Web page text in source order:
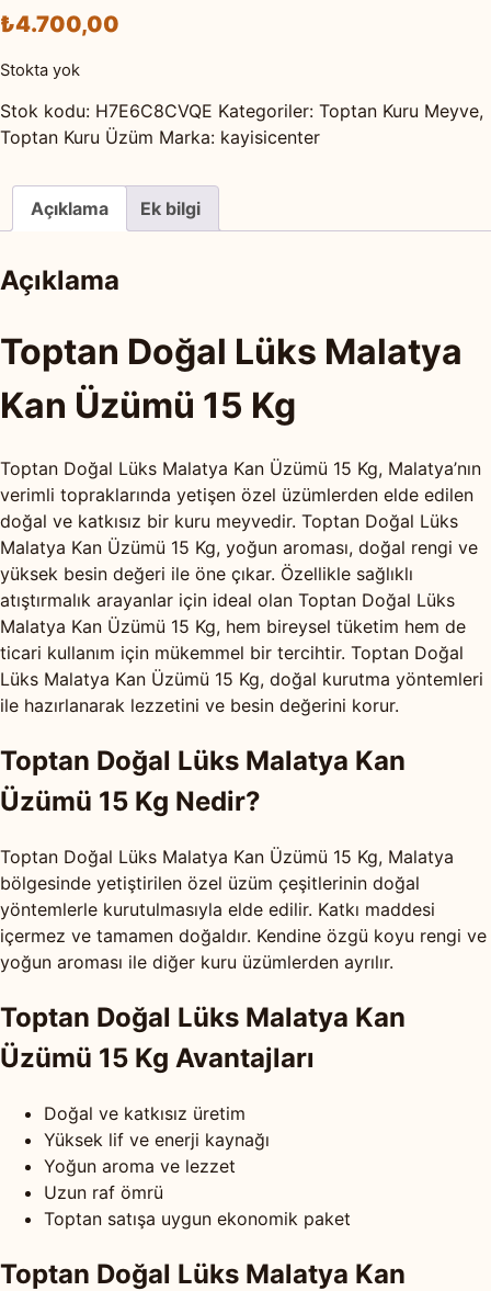
₺4.700,00
Stokta yok
Stok kodu: H7E6C8CVQE Kategoriler: Toptan Kuru Meyve,
Toptan Kuru Üzüm Marka: kayisicenter
Açıklama Ek bilgi
Açıklama
Toptan Doğal Lüks Malatya
Kan Üzümü 15 Kg
Toptan Doğal Lüks Malatya Kan Üzümü 15 Kg, Malatya’nın
verimli topraklarında yetişen özel üzümlerden elde edilen
doğal ve katkısız bir kuru meyvedir. Toptan Doğal Lüks
Malatya Kan Üzümü 15 Kg, yoğun aroması, doğal rengi ve
yüksek besin değeri ile öne çıkar. Özellikle sağlıklı
atıştırmalık arayanlar için ideal olan Toptan Doğal Lüks
Malatya Kan Üzümü 15 Kg, hem bireysel tüketim hem de
ticari kullanım için mükemmel bir tercihtir. Toptan Doğal
Lüks Malatya Kan Üzümü 15 Kg, doğal kurutma yöntemleri
ile hazırlanarak lezzetini ve besin değerini korur.
Toptan Doğal Lüks Malatya Kan
Üzümü 15 Kg Nedir?
Toptan Doğal Lüks Malatya Kan Üzümü 15 Kg, Malatya
bölgesinde yetiştirilen özel üzüm çeşitlerinin doğal
yöntemlerle kurutulmasıyla elde edilir. Katkı maddesi
içermez ve tamamen doğaldır. Kendine özgü koyu rengi ve
yoğun aroması ile diğer kuru üzümlerden ayrılır.
Toptan Doğal Lüks Malatya Kan
Üzümü 15 Kg Avantajları
Doğal ve katkısız üretim
Yüksek lif ve enerji kaynağı
Yoğun aroma ve lezzet
Uzun raf ömrü
Toptan satışa uygun ekonomik paket
Toptan Doğal Lüks Malatya Kan